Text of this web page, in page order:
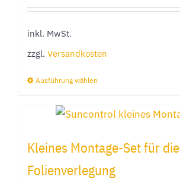
inkl. MwSt.
zzgl. Versandkosten
Ausführung wählen
weist
Varianten
auf.
Kleines Montage-Set für die
Folienverlegung